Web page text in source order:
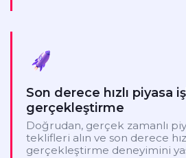
Son derece hızlı piyasa
gerçekleştirme
Doğrudan, gerçek zamanlı
teklifleri alın ve son derece
gerçekleştirme deneyimini